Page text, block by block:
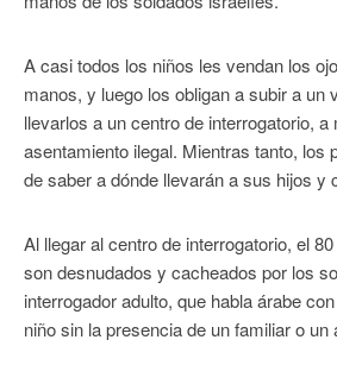
A casi todos los niños les vendan los
manos, y luego los obligan a subir a un
llevarlos a un centro de interrogatorio,
asentamiento ilegal. Mientras tanto, los
de saber a dónde llevarán a sus hijos y
Al llegar al centro de interrogatorio, el
son desnudados y cacheados por los
interrogador adulto, que habla árabe
niño sin la presencia de un familiar o un